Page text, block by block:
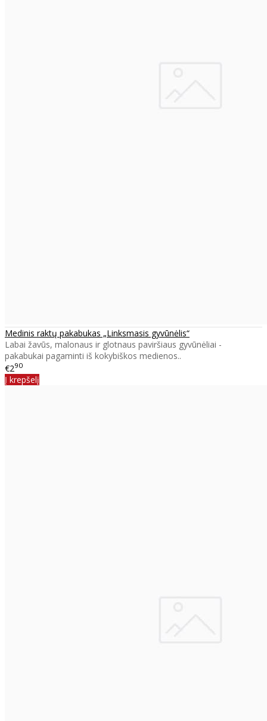
Medinis raktų pakabukas „Linksmasis gyvūnėlis“
Labai žavūs, malonaus ir glotnaus paviršiaus gyvūnėliai -
pakabukai pagaminti iš kokybiškos medienos..
€290
Į krepšelį